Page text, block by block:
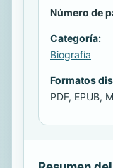
Número de
Categoría:
Biografía
Formatos
PDF, EPUB,